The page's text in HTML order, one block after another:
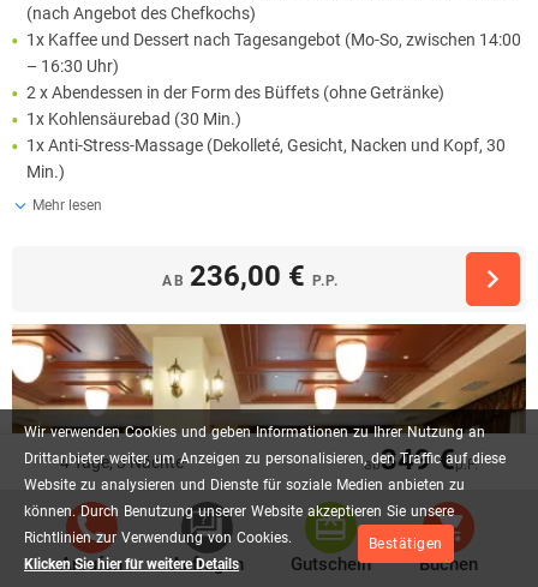
Wir verwenden Cookies und geben Informationen zu Ihrer Nutzung an
Drittanbieter weiter, um Anzeigen zu personalisieren, den Traffic auf diese
Website zu analysieren und Dienste für soziale Medien anbieten zu
können. Durch Benutzung unserer Website akzeptieren Sie unsere
Richtlinien zur Verwendung von Cookies.
Klicken Sie hier für weitere Details
Bestätigen
4 Tage, 3 Nächte ab349 €p.P.
Anrufen Anfragen Gutschein Buchen
(nach Angebot des Chefkochs)
1x Kaffee und Dessert nach Tagesangebot (Mo-So, zwischen 14:00
– 16:30 Uhr)
2 x Abendessen in der Form des Büffets (ohne Getränke)
1x Kohlensäurebad (30 Min.)
1x Anti-Stress-Massage (Dekolleté, Gesicht, Nacken und Kopf, 30
Min.)
Mehr lesen
AB 236,00 € P.P.